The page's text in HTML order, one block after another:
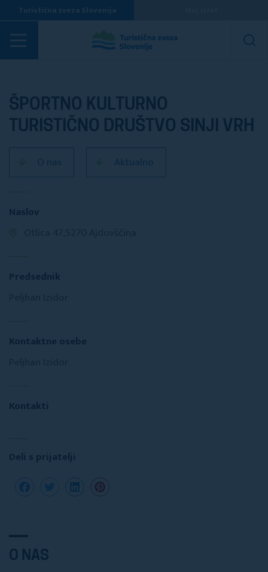
Turistična zveza Slovenija
Turistična društva
ŠPORTNO KULTURNO
TURISTIČNO DRUŠTVO SINJI VRH
O nas Aktualno
Naslov
Predsednik
Kontaktne osebe
Kontakti
Deli s prijatelji
O NAS